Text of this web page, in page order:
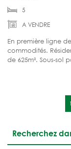
5
A VENDRE
En première ligne
commodités.
de 625m². Sous-
1
Recherchez